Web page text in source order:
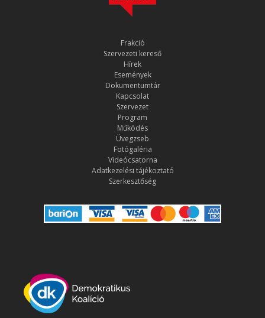
Frakció
Szervezeti kereső
Hírek
Események
Dokumentumtár
Kapcsolat
Szervezet
Program
Működés
Üvegzseb
Fotógaléria
Videócsatorna
Adatkezelési tájékoztató
Szerkesztőség